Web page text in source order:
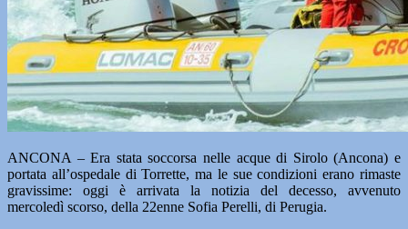
ANCONA – Era stata soccorsa nelle acque di Sirolo (Ancona) e
portata all’ospedale di Torrette, ma le sue condizioni erano rimaste
gravissime: oggi è arrivata la notizia del decesso, avvenuto
mercoledì scorso, della 22enne Sofia Perelli, di Perugia.